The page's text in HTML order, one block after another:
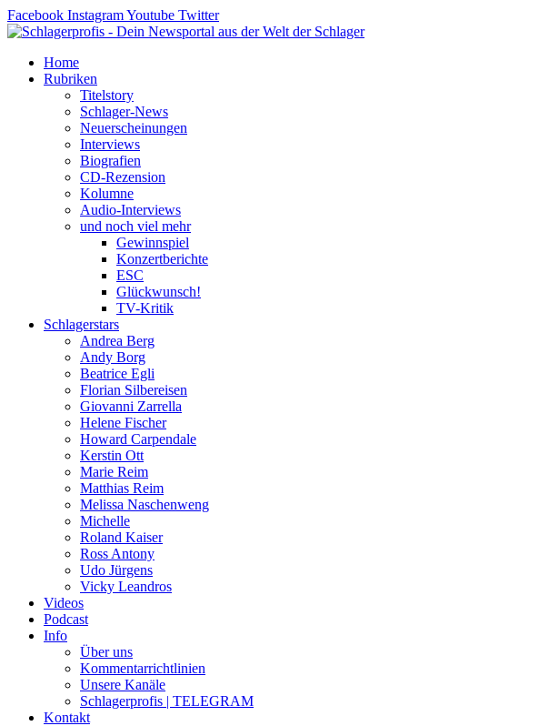
Zum
Inhalt
Facebook InstagramYoutube Twitter
Home
Rubriken
Titelstory
Schlager-News
Neuerscheinungen
Interviews
Biografien
CD-Rezension
Kolumne
Audio-Interviews
und noch viel mehr
Gewinnspiel
Konzertberichte
ESC
Glückwunsch!
TV-Kritik
Schlagerstars
Andrea Berg
Andy Borg
Beatrice Egli
Florian Silbereisen
Giovanni Zarrella
Helene Fischer
Howard Carpendale
Kerstin Ott
Marie Reim
Matthias Reim
Melissa Naschenweng
Michelle
Roland Kaiser
Ross Antony
Udo Jürgens
Vicky Leandros
Videos
Podcast
Info
Über uns
Kommentarrichtlinien
Unsere Kanäle
Schlagerprofis | TELEGRAM
Kontakt